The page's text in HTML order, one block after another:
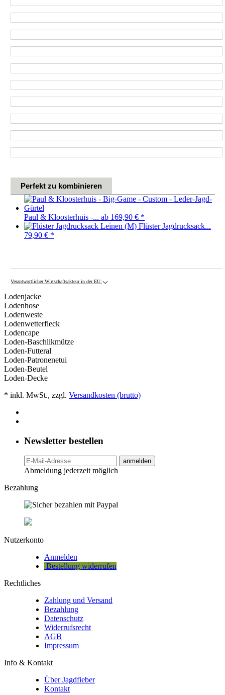
Perfekt zu kombinieren
Paul & Kloosterhuis -... ab 169,90 € *
Flüster Jagdrucksack...
79,90 € *
Verantwortlicher Wirtschaftsakteur in der EU:
Lodenjacke
Lodenhose
Lodenweste
Lodenwetterfleck
Lodencape
Loden-Baschlikmütze
Loden-Futteral
Loden-Patronenetui
Loden-Beutel
Loden-Decke
* inkl. MwSt., zzgl. Versandkosten (brutto)
Newsletter bestellen
anmelden
Abmeldung jederzeit möglich
Bezahlung
Nutzerkonto
Anmelden
Bestellung widerrufen
Rechtliches
Zahlung und Versand
Bezahlung
Datenschutz
Widerrufsrecht
AGB
Impressum
Info & Kontakt
Über Jagdfieber
Kontakt